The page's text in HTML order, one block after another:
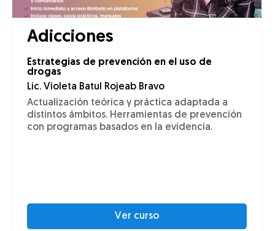
Adicciones
Estrategias de prevención en el uso de
drogas
Lic. Violeta Batul Rojeab Bravo
Actualización teórica y práctica adaptada a
distintos ámbitos. Herramientas de prevención
con programas basados en la evidencia.
Ver curso